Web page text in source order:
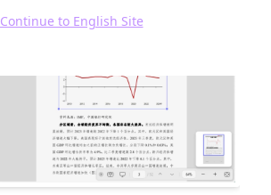
Continue to English Site